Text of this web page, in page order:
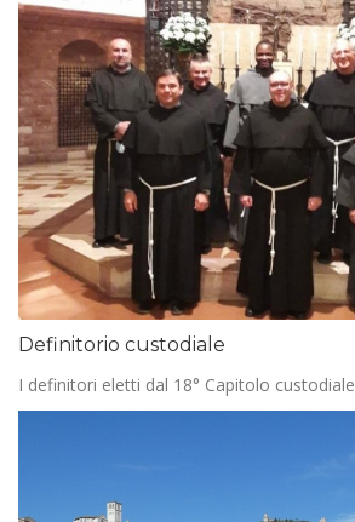
Definitorio custodiale
I definitori eletti dal 18° Capitolo custodiale